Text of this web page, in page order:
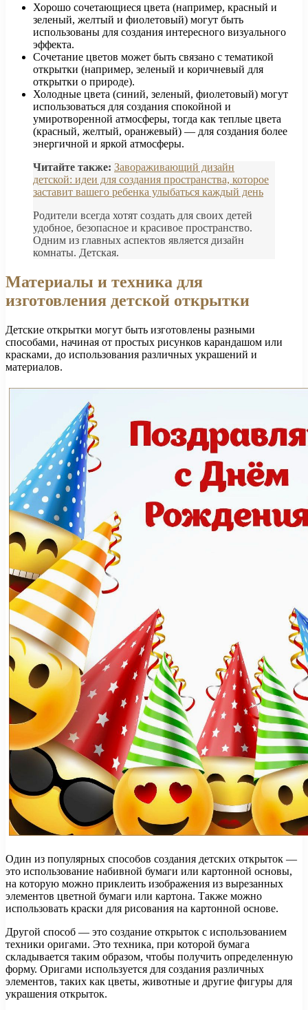
Хорошо сочетающиеся цвета (например, красный и
зеленый, желтый и фиолетовый) могут быть
использованы для создания интересного визуального
эффекта.
Сочетание цветов может быть связано с тематикой
открытки (например, зеленый и коричневый для
открытки о природе).
Холодные цвета (синий, зеленый, фиолетовый) могут
использоваться для создания спокойной и
умиротворенной атмосферы, тогда как теплые цвета
(красный, желтый, оранжевый) — для создания более
энергичной и яркой атмосферы.
Читайте также: Завораживающий дизайн
детской: идеи для создания пространства, которое
заставит вашего ребенка улыбаться каждый день
Родители всегда хотят создать для своих детей
удобное, безопасное и красивое пространство.
Одним из главных аспектов является дизайн
комнаты. Детская.
Материалы и техника для
изготовления детской открытки
Детские открытки могут быть изготовлены разными
способами, начиная от простых рисунков карандашом или
красками, до использования различных украшений и
материалов.
Один из популярных способов создания детских открыток —
это использование набивной бумаги или картонной основы,
на которую можно приклеить изображения из вырезанных
элементов цветной бумаги или картона. Также можно
использовать краски для рисования на картонной основе.
Другой способ — это создание открыток с использованием
техники оригами. Это техника, при которой бумага
складывается таким образом, чтобы получить определенную
форму. Оригами используется для создания различных
элементов, таких как цветы, животные и другие фигуры для
украшения открыток.